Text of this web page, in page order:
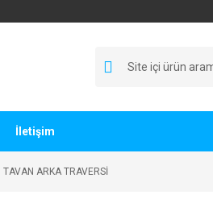
İletişim
TAVAN ARKA TRAVERSİ